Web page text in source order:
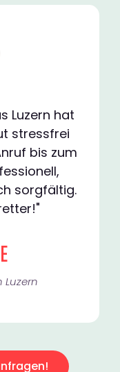
Luzern hat
stressfrei
bis zum
sorgfältig.
Luzern​